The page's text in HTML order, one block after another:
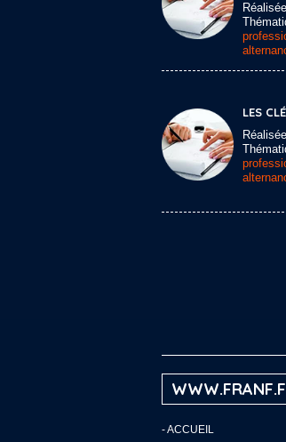
LES
-ACCUEIL